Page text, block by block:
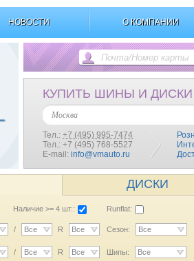
НОВОСТИ О КОМПАНИИ
КУПИТЬ ШИНЫ И ДИСКИ
Москва
Тел.: +7 (495) 995-7474
Тел.: +7 (495) 768-5527
E-mail: info@vmauto.ru
ДИСКИ
Наличие >= 4 шт.: Runflat:
/ Все R Все Сезон: Все
/ Все R Все Шипы: Все